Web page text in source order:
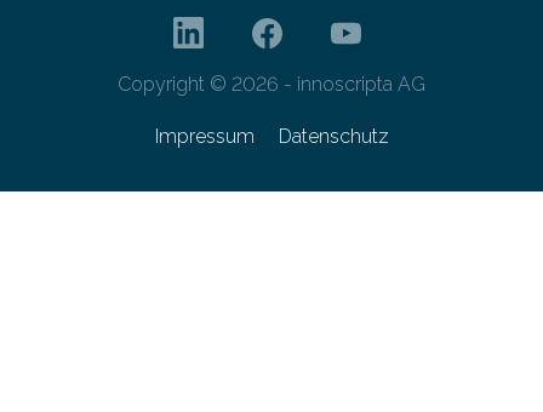
Copyright © 2026 - innoscripta AG
Impressum Datenschutz